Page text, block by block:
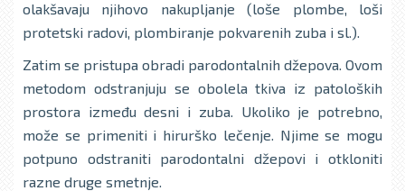
olakšavaju njihovo nakuplјanje (loše plombe, loši
protetski radovi, plombiranje pokvarenih zuba i sl.).
Zatim se pristupa obradi parodontalnih džepova. Ovom
metodom odstranjuju se obolela tkiva iz patoloških
prostora između desni i zuba. Ukoliko je potrebno,
može se primeniti i hirurško lečenje. Nјime se mogu
potpuno odstraniti parodontalni džepovi i otkloniti
razne druge smetnje.